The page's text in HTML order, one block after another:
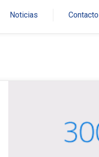
Noticias Contacto